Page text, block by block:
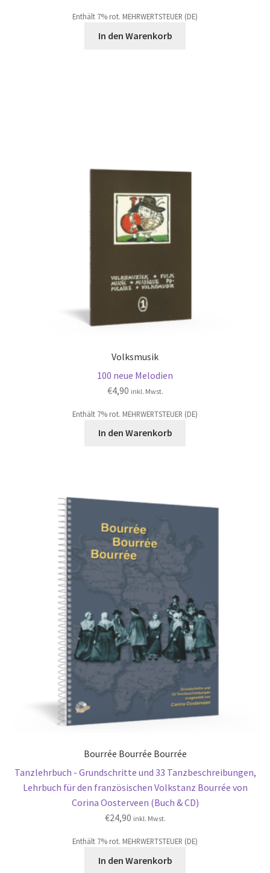
Enthält 7% rot. MEHRWERTSTEUER (DE)
In den Warenkorb
Volksmusik
100 neue Melodien
€4,90 inkl. Mwst.
Enthält 7% rot. MEHRWERTSTEUER (DE)
In den Warenkorb
Bourrée Bourrée Bourrée
Tanzlehrbuch - Grundschritte und 33 Tanzbeschreibungen,
Lehrbuch für den französischen Volkstanz Bourrée von
Corina Oosterveen (Buch & CD)
€24,90 inkl. Mwst.
Enthält 7% rot. MEHRWERTSTEUER (DE)
In den Warenkorb